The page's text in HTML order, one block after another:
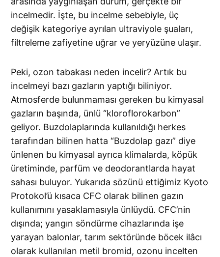
incelmedir. İşte, bu incelme sebebiyle, üç
değişik kategoriye ayrılan ultraviyole şuaları,
filtreleme zafiyetine uğrar ve yeryüzüne ulaşır.
Peki, ozon tabakası neden incelir? Artık bu
incelmeyi bazı gazların yaptığı biliniyor.
Atmosferde bulunmaması gereken bu kimyasal
gazların başında, ünlü “kloroflorokarbon”
geliyor. Buzdolaplarında kullanıldığı herkes
tarafından bilinen hatta “Buzdolap gazı” diye
ünlenen bu kimyasal ayrıca klimalarda, köpük
üretiminde, parfüm ve deodorantlarda hayat
sahası buluyor. Yukarıda sözünü ettiğimiz Kyoto
Protokol’ü kısaca CFC olarak bilinen gazın
kullanımını yasaklamasıyla ünlüydü. CFC’nin
dışında; yangın söndürme cihazlarında işe
yarayan balonlar, tarım sektöründe böcek ilâcı
olarak kullanılan metil bromid, ozonu incelten